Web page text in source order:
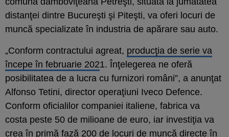
distanţei dintre Bucureşti şi Piteşti, va oferi locuri de
muncă specializate în industria de apărare sau auto.
„Conform contractului agreat, producţia de serie va
începe în februarie 2021. Înţelegerea ne oferă
posibilitatea de a lucra cu furnizori români”, a anunţat
Alfonso Tetini, director operaţiuni Iveco Defence.
Conform oficialilor companiei italiene, fabrica va
costa peste 50 de milioane de euro, iar investiţia va
crea în primă fază 200 de locuri de muncă directe în